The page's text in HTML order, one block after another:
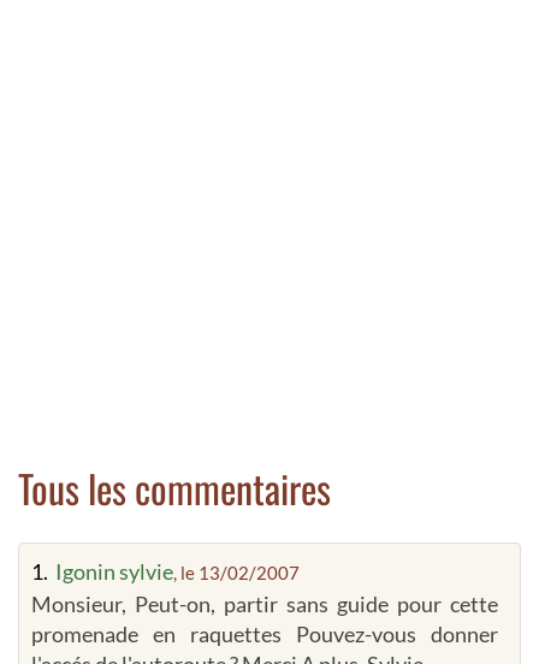
Tous les commentaires
1. Igonin sylvie, le 13/02/2007
Monsieur, Peut-on, partir sans guide pour cette
promenade en raquettes Pouvez-vous donner